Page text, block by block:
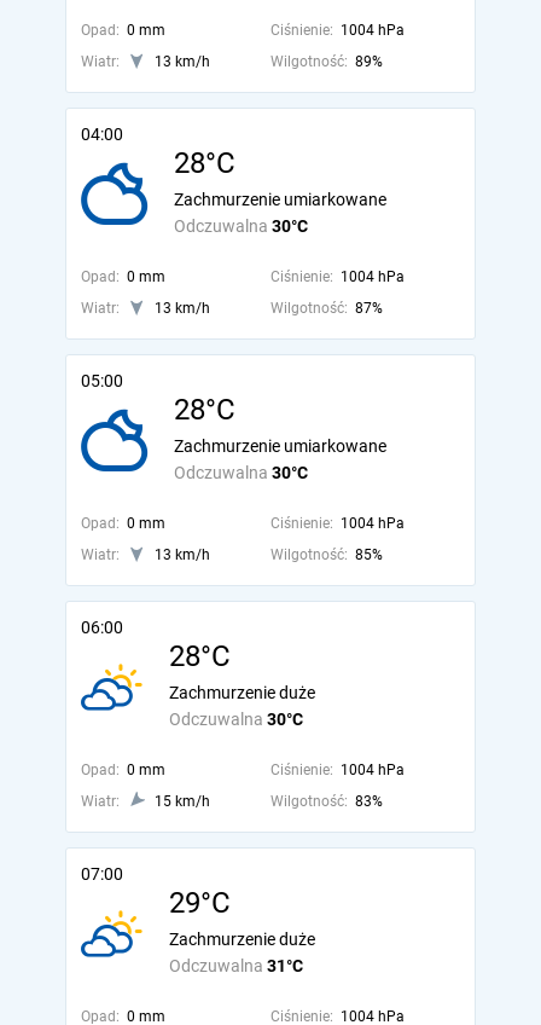
Opad: 0 mm Ciśnienie: 1004 hPa
Wiatr:
13 km/h Wilgotność: 89%
04:00
28°C
Odczuwalna 30°C
Zachmurzenie umiarkowane
Opad: 0 mm Ciśnienie: 1004 hPa
Wiatr:
13 km/h Wilgotność: 87%
05:00
28°C
Odczuwalna 30°C
Zachmurzenie umiarkowane
Opad: 0 mm Ciśnienie: 1004 hPa
Wiatr:
13 km/h Wilgotność: 85%
06:00
28°C
Odczuwalna 30°C
Zachmurzenie duże
Opad: 0 mm Ciśnienie: 1004 hPa
Wiatr:
15 km/h Wilgotność: 83%
07:00
29°C
Odczuwalna 31°C
Zachmurzenie duże
Opad: 0 mm Ciśnienie: 1004 hPa